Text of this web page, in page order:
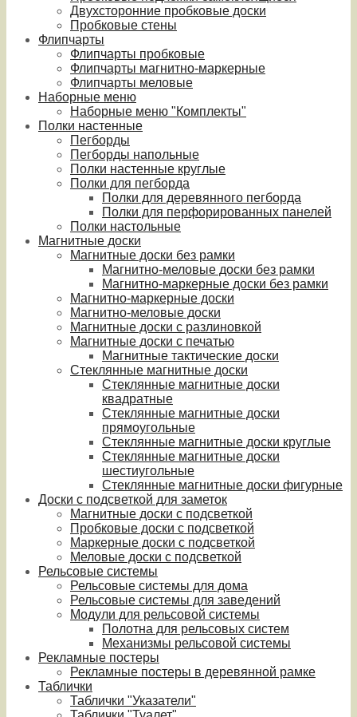
Двухсторонние пробковые доски
Пробковые стены
Флипчарты
Флипчарты пробковые
Флипчарты магнитно-маркерные
Флипчарты меловые
Наборные меню
Наборные меню "Комплекты"
Полки настенные
Пегборды
Пегборды напольные
Полки настенные круглые
Полки для пегборда
Полки для деревянного пегборда
Полки для перфорированных панелей
Полки настольные
Магнитные доски
Магнитные доски без рамки
Магнитно-меловые доски без рамки
Магнитно-маркерные доски без рамки
Магнитно-маркерные доски
Магнитно-меловые доски
Магнитные доски с разлиновкой
Магнитные доски с печатью
Магнитные тактические доски
Стеклянные магнитные доски
Стеклянные магнитные доски
квадратные
Стеклянные магнитные доски
прямоугольные
Стеклянные магнитные доски круглые
Стеклянные магнитные доски
шестиугольные
Стеклянные магнитные доски фигурные
Доски с подсветкой для заметок
Магнитные доски с подсветкой
Пробковые доски с подсветкой
Маркерные доски с подсветкой
Меловые доски с подсветкой
Рельсовые системы
Рельсовые системы для дома
Рельсовые системы для заведений
Модули для рельсовой системы
Полотна для рельсовых систем
Механизмы рельсовой системы
Рекламные постеры
Рекламные постеры в деревянной рамке
Таблички
Таблички "Указатели"